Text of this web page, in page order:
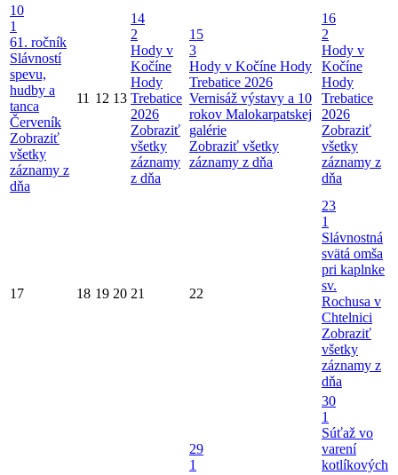
10
1
61. ročník
Slávností
spevu,
hudby a
tanca
Červeník
Zobraziť
všetky
záznamy z
dňa
11 12 13
14
2
Hody v
Kočíne
Hody
Trebatice
2026
Zobraziť
všetky
záznamy
z dňa
15
3
Hody v Kočíne Hody
Trebatice 2026
Vernisáž výstavy a 10
rokov Malokarpatskej
galérie
Zobraziť všetky
záznamy z dňa
16
2
Hody v
Kočíne
Hody
Trebatice
2026
Zobraziť
všetky
záznamy z
dňa
17 18 19 20 21 22
23
1
Slávnostná
svätá omša
pri kaplnke
sv.
Rochusa v
Chtelnici
Zobraziť
všetky
záznamy z
dňa
29
1
30
1
Súťaž vo
varení
kotlíkových